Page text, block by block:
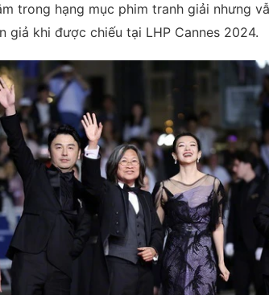
trong hạng mục phim tranh giải nhưng
giả khi được chiếu tại LHP Cannes 2024.